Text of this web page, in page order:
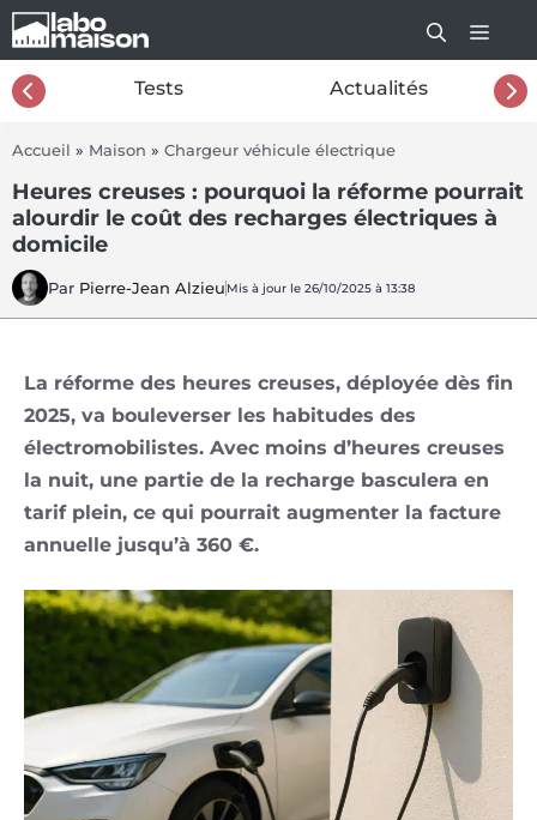
Aller
au
contenu
Tests Actualités
Accueil » Maison » Chargeur véhicule électrique
Heures creuses : pourquoi la réforme pourrait
alourdir le coût des recharges électriques à
domicile
Par Pierre-Jean Alzieu Mis à jour le 26/10/2025 à 13:38
La réforme des heures creuses, déployée dès fin
2025, va bouleverser les habitudes des
électromobilistes. Avec moins d’heures creuses
la nuit, une partie de la recharge basculera en
tarif plein, ce qui pourrait augmenter la facture
annuelle jusqu’à 360 €.